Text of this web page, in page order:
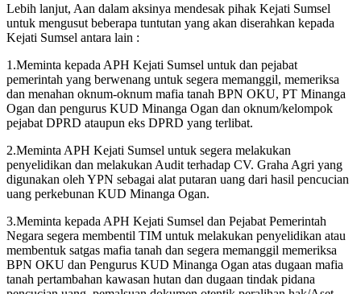
Lebih lanjut, Aan dalam aksinya mendesak pihak Kejati Sumsel
untuk mengusut beberapa tuntutan yang akan diserahkan kepada
Kejati Sumsel antara lain :
1.Meminta kepada APH Kejati Sumsel untuk dan pejabat
pemerintah yang berwenang untuk segera memanggil, memeriksa
dan menahan oknum-oknum mafia tanah BPN OKU, PT Minanga
Ogan dan pengurus KUD Minanga Ogan dan oknum/kelompok
pejabat DPRD ataupun eks DPRD yang terlibat.
2.Meminta APH Kejati Sumsel untuk segera melakukan
penyelidikan dan melakukan Audit terhadap CV. Graha Agri yang
digunakan oleh YPN sebagai alat putaran uang dari hasil pencucian
uang perkebunan KUD Minanga Ogan.
3.Meminta kepada APH Kejati Sumsel dan Pejabat Pemerintah
Negara segera membentil TIM untuk melakukan penyelidikan atau
membentuk satgas mafia tanah dan segera memanggil memeriksa
BPN OKU dan Pengurus KUD Minanga Ogan atas dugaan mafia
tanah pertambahan kawasan hutan dan dugaan tindak pidana